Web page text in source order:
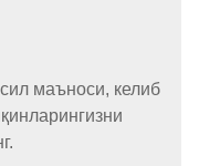
маъноси, келиб